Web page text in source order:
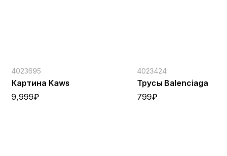
4023695
Картина Kaws
9,999₽
4023424
Трусы Balenciaga
799₽